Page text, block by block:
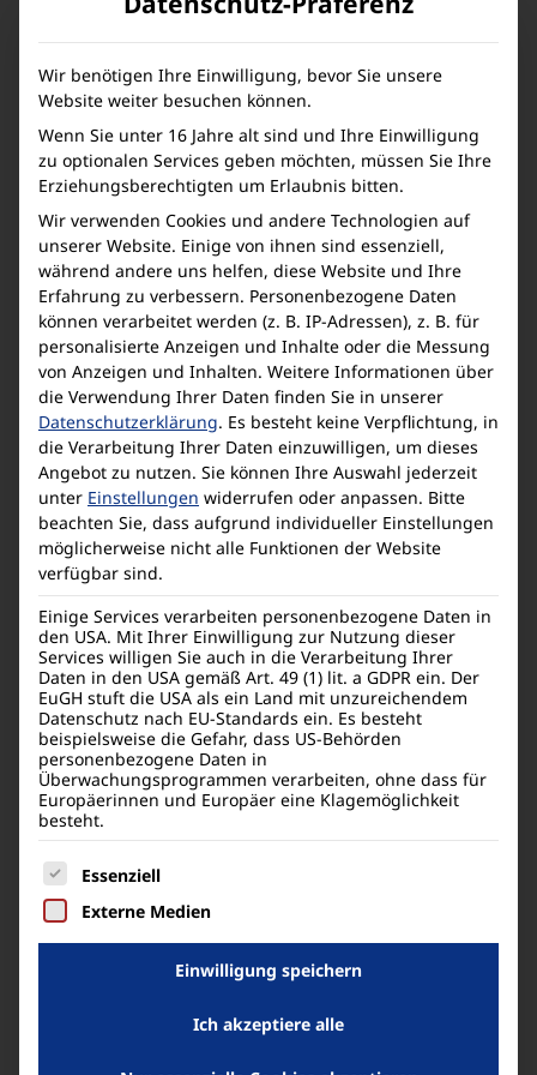
fx-3650PII
Großer Leistungsumfang
Automatische Klammersetzung
Sehr komfortable Menüführung
Zum Produkt
Wir benötigen Ihre Einwilligung, bevor Sie unsere
Website weiter besuchen können.
Wenn Sie unter 16 Jahre alt sind und Ihre Einwilligung
zu optionalen Services geben möchten, müssen Sie Ihre
Erziehungsberechtigten um Erlaubnis bitten.
Wir verwenden Cookies und andere Technologien auf
unserer Website. Einige von ihnen sind essenziell,
während andere uns helfen, diese Website und Ihre
Erfahrung zu verbessern. Personenbezogene Daten
können verarbeitet werden (z. B. IP-Adressen), z. B. für
personalisierte Anzeigen und Inhalte oder die Messung
von Anzeigen und Inhalten. Weitere Informationen über
die Verwendung Ihrer Daten finden Sie in unserer
Datenschutzerklärung. Es besteht keine Verpflichtung, in
die Verarbeitung Ihrer Daten einzuwilligen, um dieses
Angebot zu nutzen. Sie können Ihre Auswahl jederzeit
unter Einstellungen widerrufen oder anpassen. Bitte
beachten Sie, dass aufgrund individueller Einstellungen
möglicherweise nicht alle Funktionen der Website
verfügbar sind.
Einige Services verarbeiten personenbezogene Daten in
den USA. Mit Ihrer Einwilligung zur Nutzung dieser
Services willigen Sie auch in die Verarbeitung Ihrer
Daten in den USA gemäß Art. 49 (1) lit. a GDPR ein. Der
EuGH stuft die USA als ein Land mit unzureichendem
Datenschutz nach EU-Standards ein. Es besteht
beispielsweise die Gefahr, dass US-Behörden
personenbezogene Daten in
Überwachungsprogrammen verarbeiten, ohne dass für
Europäerinnen und Europäer eine Klagemöglichkeit
besteht.
Es folgt eine Liste der Service-Gruppen, für die
Essenziell
Externe Medien
Einwilligung speichern
Ich akzeptiere alle